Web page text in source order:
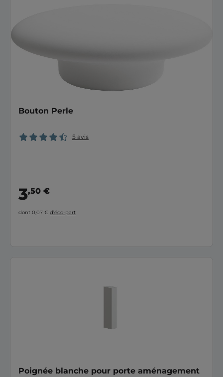
Bouton Perle
5 avis
3,50 €
dont 0,07 € d’éco-part
Poignée blanche pour porte aménagement